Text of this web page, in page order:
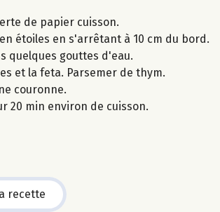
de papier cuisson.
étoiles en s'arrêtant à 10 cm du bord.
quelques gouttes d'eau.
et la feta. Parsemer de thym.
couronne.
20 min environ de cuisson.
recette